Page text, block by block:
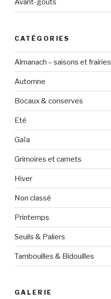
Avant-goûts
CATÉGORIES
Almanach – saisons et frairies
Automne
Bocaux & conserves
Eté
Gaïa
Grimoires et carnets
Hiver
Non classé
Printemps
Seuils & Paliers
Tambouilles & Bidouilles
GALERIE